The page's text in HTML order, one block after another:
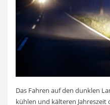
Das Fahren auf den dunklen
kühlen und kälteren